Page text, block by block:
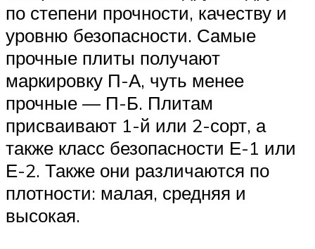
по степени прочности, качеству и
уровню безопасности. Самые
прочные плиты получают
маркировку П-А, чуть менее
прочные — П-Б. Плитам
присваивают 1-й или 2-сорт, а
также класс безопасности Е-1 или
Е-2. Также они различаются по
плотности: малая, средняя и
высокая.